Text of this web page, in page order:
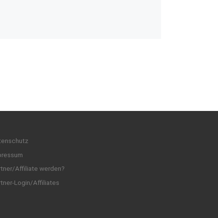
Affiliate werden?
Login/Affiliates